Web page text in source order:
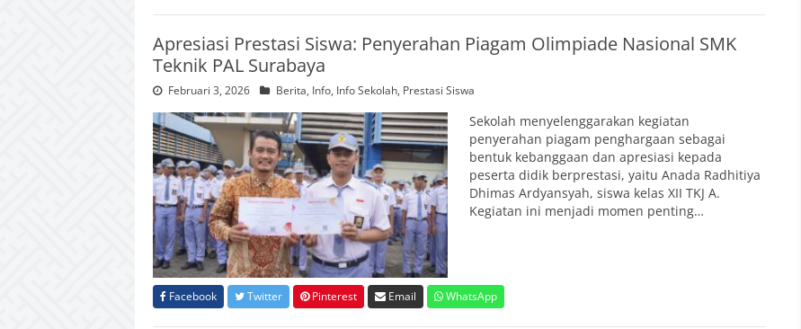
Apresiasi Prestasi Siswa: Penyerahan Piagam Olimpiade Nasional SMK
Teknik PAL Surabaya
Februari 3, 2026 Berita, Info, Info Sekolah, Prestasi Siswa
Sekolah menyelenggarakan kegiatan
penyerahan piagam penghargaan sebagai
bentuk kebanggaan dan apresiasi kepada
peserta didik berprestasi, yaitu Anada Radhitiya
Dhimas Ardyansyah, siswa kelas XII TKJ A.
Kegiatan ini menjadi momen penting…
Facebook Twitter Pinterest Email WhatsApp